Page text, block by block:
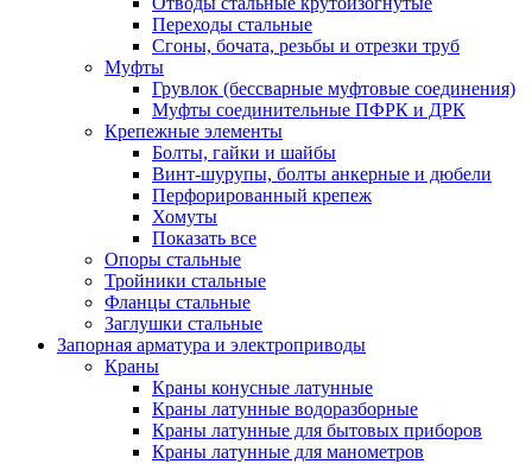
Переходы стальные
Сгоны, бочата, резьбы и отрезки труб
Муфты
Грувлок (бессварные муфтовые соединения)
Муфты соединительные ПФРК и ДРК
Крепежные элементы
Болты, гайки и шайбы
Винт-шурупы, болты анкерные и дюбели
Перфорированный крепеж
Хомуты
Показать все
Опоры стальные
Тройники стальные
Фланцы стальные
Заглушки стальные
Запорная арматура и электроприводы
Краны
Краны конусные латунные
Краны латунные водоразборные
Краны латунные для бытовых приборов
Краны латунные для манометров